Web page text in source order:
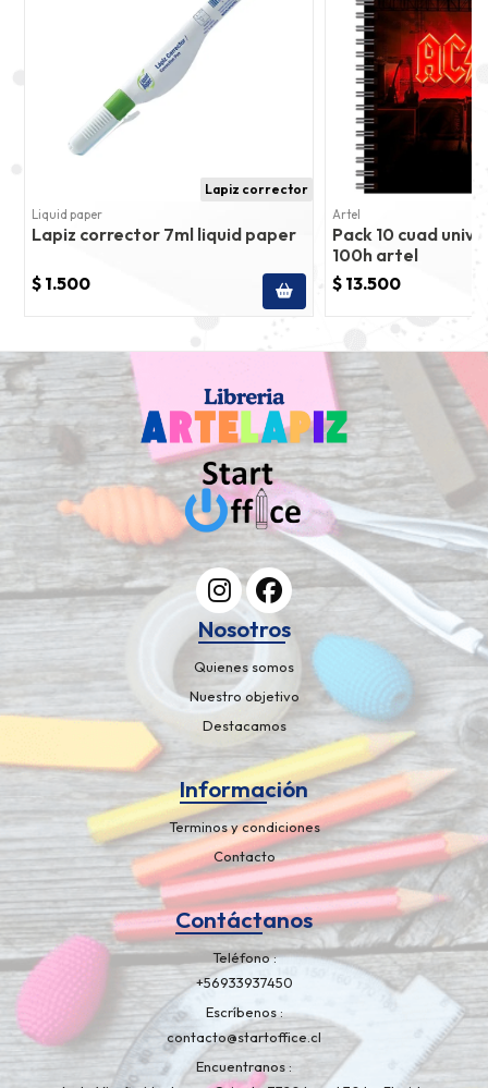
Lapiz corrector
Liquid paper
Lapiz corrector 7ml liquid paper
$ 1.500
Artel
Pack 10 cuad univ
100h artel
$ 13.500
Nosotros
Quienes somos
Nuestro objetivo
Destacamos
Información
Terminos y condiciones
Contacto
Contáctanos
Teléfono
+56933937450
Escríbenos
contacto@startoffice.cl
Encuentranos